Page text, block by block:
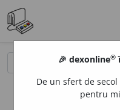
🎉 dexonline®
De un sfert de
pentru